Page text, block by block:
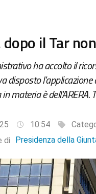
dopo il Tar
ha accolto il
disposto
materia è dell'ARERA.
10:54
di
Presidenza della